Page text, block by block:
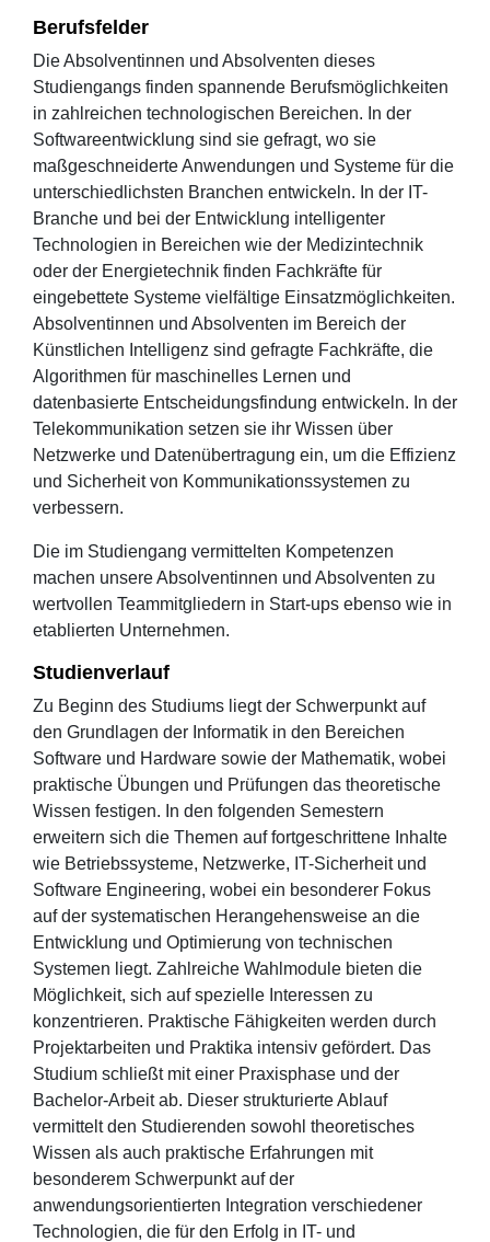
Berufsfelder
Die Absolventinnen und Absolventen dieses
Studiengangs finden spannende Berufsmöglichkeiten
in zahlreichen technologischen Bereichen. In der
Softwareentwicklung sind sie gefragt, wo sie
maßgeschneiderte Anwendungen und Systeme für die
unterschiedlichsten Branchen entwickeln. In der IT-
Branche und bei der Entwicklung intelligenter
Technologien in Bereichen wie der Medizintechnik
oder der Energietechnik finden Fachkräfte für
eingebettete Systeme vielfältige Einsatzmöglichkeiten.
Absolventinnen und Absolventen im Bereich der
Künstlichen Intelligenz sind gefragte Fachkräfte, die
Algorithmen für maschinelles Lernen und
datenbasierte Entscheidungsfindung entwickeln. In der
Telekommunikation setzen sie ihr Wissen über
Netzwerke und Datenübertragung ein, um die Effizienz
und Sicherheit von Kommunikationssystemen zu
verbessern.
Die im Studiengang vermittelten Kompetenzen
machen unsere Absolventinnen und Absolventen zu
wertvollen Teammitgliedern in Start-ups ebenso wie in
etablierten Unternehmen.
Studienverlauf
Zu Beginn des Studiums liegt der Schwerpunkt auf
den Grundlagen der Informatik in den Bereichen
Software und Hardware sowie der Mathematik, wobei
praktische Übungen und Prüfungen das theoretische
Wissen festigen. In den folgenden Semestern
erweitern sich die Themen auf fortgeschrittene Inhalte
wie Betriebssysteme, Netzwerke, IT-Sicherheit und
Software Engineering, wobei ein besonderer Fokus
auf der systematischen Herangehensweise an die
Entwicklung und Optimierung von technischen
Systemen liegt. Zahlreiche Wahlmodule bieten die
Möglichkeit, sich auf spezielle Interessen zu
konzentrieren. Praktische Fähigkeiten werden durch
Projektarbeiten und Praktika intensiv gefördert. Das
Studium schließt mit einer Praxisphase und der
Bachelor-Arbeit ab. Dieser strukturierte Ablauf
vermittelt den Studierenden sowohl theoretisches
Wissen als auch praktische Erfahrungen mit
besonderem Schwerpunkt auf der
anwendungsorientierten Integration verschiedener
Technologien, die für den Erfolg in IT- und